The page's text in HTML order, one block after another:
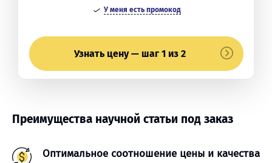
У меня есть промокод
Узнать цену — шаг 1 из 2
Преимущества научной статьи под заказ
Оптимальное соотношение цены и качества